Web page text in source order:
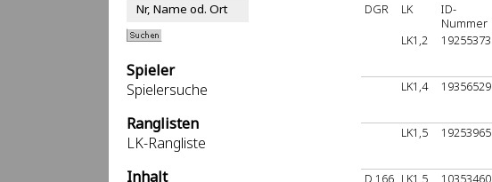
Spieler
Spielersuche
Ranglisten
LK-Rangliste
Inhalt
DGR LK
ID-
Nummer
LK1,2
19255373
LK1,4
19356529
LK1,5
19253965
D 166 LK1,5 10353460